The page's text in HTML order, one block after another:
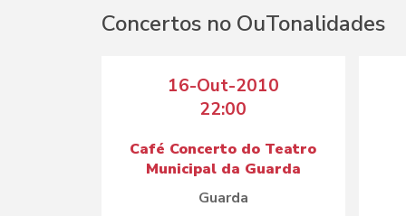
Concertos no OuTonalidades
16-Out-2010
22:00
Café Concerto do Teatro
Municipal da Guarda
Guarda